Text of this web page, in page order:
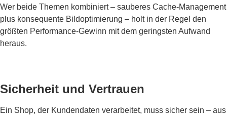
Wer beide Themen kombiniert – sauberes Cache-Management
plus konsequente Bildoptimierung – holt in der Regel den
größten Performance-Gewinn mit dem geringsten Aufwand
heraus.
Sicherheit und Vertrauen
Ein Shop, der Kundendaten verarbeitet, muss sicher sein – aus